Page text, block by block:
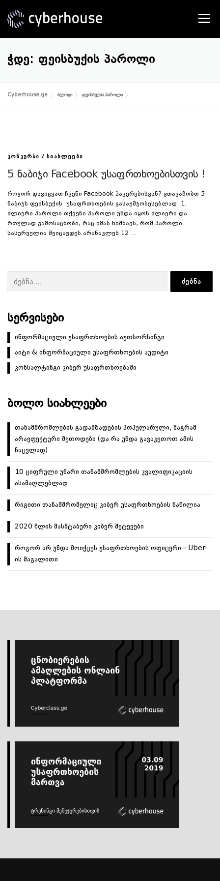
content
Menu
SERVICES ABOUT US CONTACT
ᲭᲓᲔ: ᲤᲔᲘᲡᲑᲣᲥᲘᲡ ᲞᲐᲠᲝᲚᲘ
Cyberhouse.ge ბლოგი ფეისბუქის პაროლი
ᲙᲝᲜᲙᲣᲠᲡᲘ / ᲡᲘᲐᲮᲚᲔᲔᲑᲘ
5 ნაბიჯი Facebook უსაფრთხოებისთვის !
როგორ დავიცვათ ჩვენი Facebook ჰაკერებისგან? გთავაზობთ 5
ნაბიჯს ფეისბუქის უსაფრთხოების გასაუმჯობესებლად: 1.
ძლიერი პაროლი თქვენი პაროლი უნდა იყოს ძლიერი და
რთულად გამოსაცნობი, რაც იმას ნიშნავს, რომ პაროლი
სასურველია შეიცავდეს არანაკლებ 12 …
ᲡᲔᲠᲕᲘᲡᲔᲑᲘ
ინფორმაციული უსაფრთხოების აუთსორსინგი
აიტი & ინფორმაციული უსაფრთხოების აუდიტი
კონსალტინგი კიბერ უსაფრთხოებაში
ᲑᲝᲚᲝ ᲡᲘᲐᲮᲚᲔᲔᲑᲘ
თანამშრომლების გადამზადების პოპულარული, მაგრამ
არაეფექტური მეთოდები (და რა უნდა გავაკეთოთ ამის
ნაცვლად)
10 ციფრული უნარი თანამშრომლების კვალიფიკაციის
ასამაღლებლად
რიგითი თანამშრომელიც კიბერ უსაფრთხოების ნაწილია
2020 წლის მასშტაბური კიბერ შეტევები
როგორ არ უნდა მოიქცეს უსაფრთხოების ოფიცერი – Uber-
ის მაგალითი